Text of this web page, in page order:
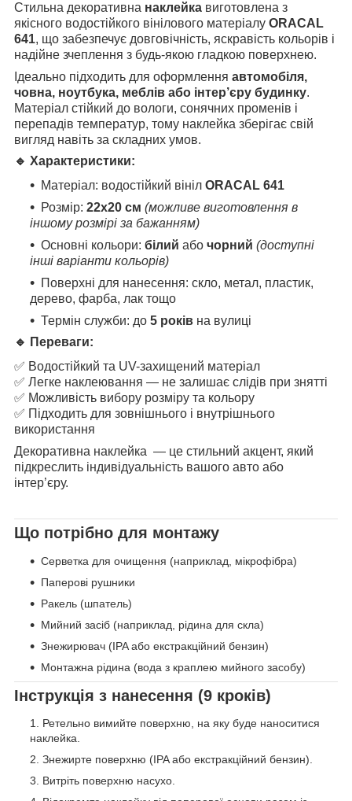
Стильна декоративна наклейка виготовлена з
якісного водостійкого вінілового матеріалу ORACAL
641, що забезпечує довговічність, яскравість кольорів і
надійне зчеплення з будь-якою гладкою поверхнею.
Ідеально підходить для оформлення автомобіля,
човна, ноутбука, меблів або інтер’єру будинку.
Матеріал стійкий до вологи, сонячних променів і
перепадів температур, тому наклейка зберігає свій
вигляд навіть за складних умов.
🔹 Характеристики:
Матеріал: водостійкий вініл ORACAL 641
Розмір: 22х20 см (можливе виготовлення в
іншому розмірі за бажанням)
Основні кольори: білий або чорний (доступні
інші варіанти кольорів)
Поверхні для нанесення: скло, метал, пластик,
дерево, фарба, лак тощо
Термін служби: до 5 років на вулиці
🔹 Переваги:
✅ Водостійкий та UV-захищений матеріал
✅ Легке наклеювання — не залишає слідів при знятті
✅ Можливість вибору розміру та кольору
✅ Підходить для зовнішнього і внутрішнього
використання
Декоративна наклейка — це стильний акцент, який
підкреслить індивідуальність вашого авто або
інтер’єру.
Що потрібно для монтажу
Серветка для очищення (наприклад, мікрофібра)
Паперові рушники
Ракель (шпатель)
Мийний засіб (наприклад, рідина для скла)
Знежирювач (IPA або екстракційний бензин)
Монтажна рідина (вода з краплею мийного засобу)
Інструкція з нанесення (9 кроків)
Ретельно вимийте поверхню, на яку буде наноситися
наклейка.
Знежирте поверхню (IPA або екстракційний бензин).
Витріть поверхню насухо.